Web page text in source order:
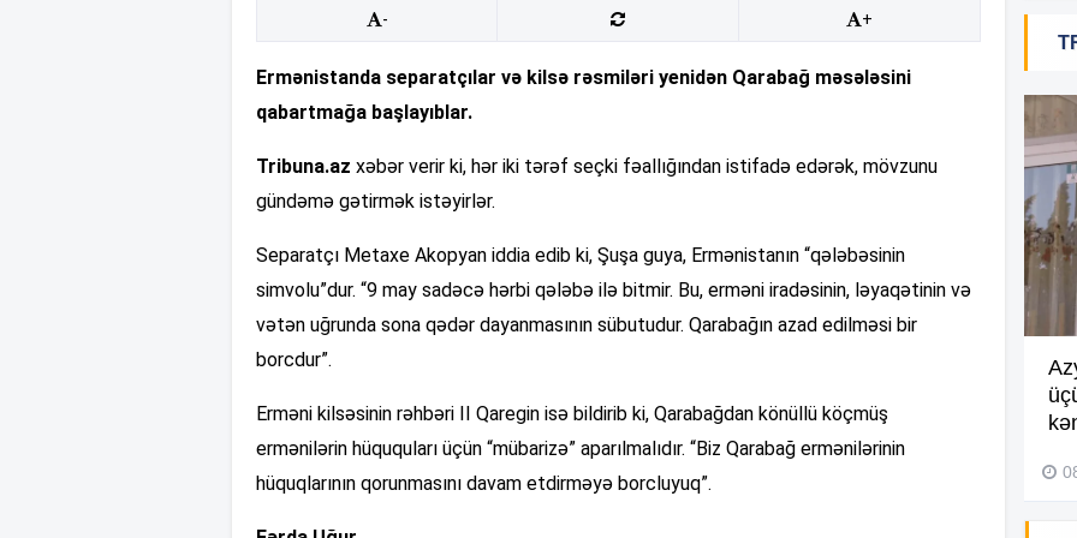
- +
Ermənistanda separatçılar və kilsə rəsmiləri yenidən Qarabağ məsələsini
qabartmağa başlayıblar.
Tribuna.az xəbər verir ki, hər iki tərəf seçki fəallığından istifadə edərək, mövzunu
gündəmə gətirmək istəyirlər.
Separatçı Metaxe Akopyan iddia edib ki, Şuşa guya, Ermənistanın “qələbəsinin
simvolu”dur. “9 may sadəcə hərbi qələbə ilə bitmir. Bu, erməni iradəsinin, ləyaqətinin və
vətən uğrunda sona qədər dayanmasının sübutudur. Qarabağın azad edilməsi bir
borcdur”.
Erməni kilsəsinin rəhbəri II Qaregin isə bildirib ki, Qarabağdan könüllü köçmüş
ermənilərin hüququları üçün “mübarizə” aparılmalıdır. “Biz Qarabağ ermənilərinin
hüquqlarının qorunmasını davam etdirməyə borcluyuq”.
04 Avqust 2026, 20:48